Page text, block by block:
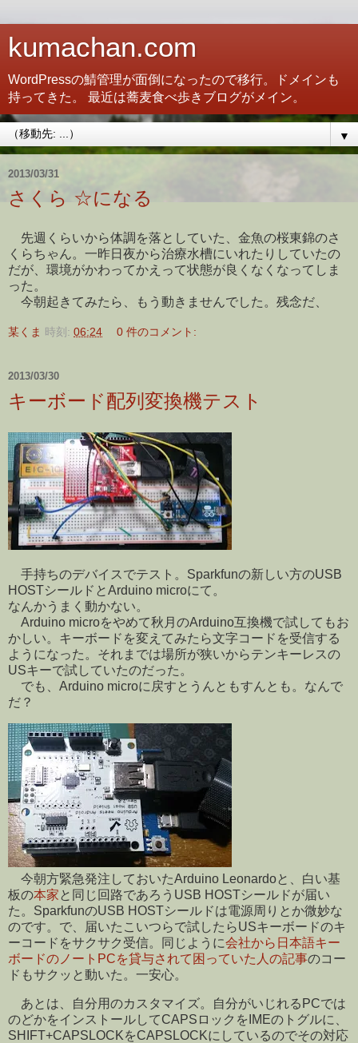
kumachan.com
WordPressの鯖管理が面倒になったので移行。ドメインも
持ってきた。 最近は蕎麦食べ歩きブログがメイン。
▼
2013/03/31
さくら ☆になる
先週くらいから体調を落としていた、金魚の桜東錦のさ
くらちゃん。一昨日夜から治療水槽にいれたりしていたの
だが、環境がかわってかえって状態が良くなくなってしま
った。
今朝起きてみたら、もう動きませんでした。残念だ、
某くま 時刻: 06:24 0 件のコメント:
2013/03/30
キーボード配列変換機テスト
手持ちのデバイスでテスト。Sparkfunの新しい方のUSB
HOSTシールドとArduino microにて。
なんかうまく動かない。
Arduino microをやめて秋月のArduino互換機で試してもお
かしい。キーボードを変えてみたら文字コードを受信する
ようになった。それまでは場所が狭いからテンキーレスの
USキーで試していたのだった。
でも、Arduino microに戻すとうんともすんとも。なんで
だ？
今朝方緊急発注しておいたArduino Leonardoと、白い基
板の本家 と同じ回路であろうUSB HOSTシールドが届い
た。SparkfunのUSB HOSTシールドは電源周りとか微妙な
のです。で、届いたこいつらで試したらUSキーボードのキ
ーコードをサクサク受信。同じように会社から日本語キー
ボードのノートPCを貸与されて困っていた人の記事のコー
ドもサクッと動いた。一安心。
あとは、自分用のカスタマイズ。自分がいじれるPCでは
のどかをインストールしてCAPSロックをIMEのトグルに、
SHIFT+CAPSLOCKをCAPSLOCKにしているのでその対応